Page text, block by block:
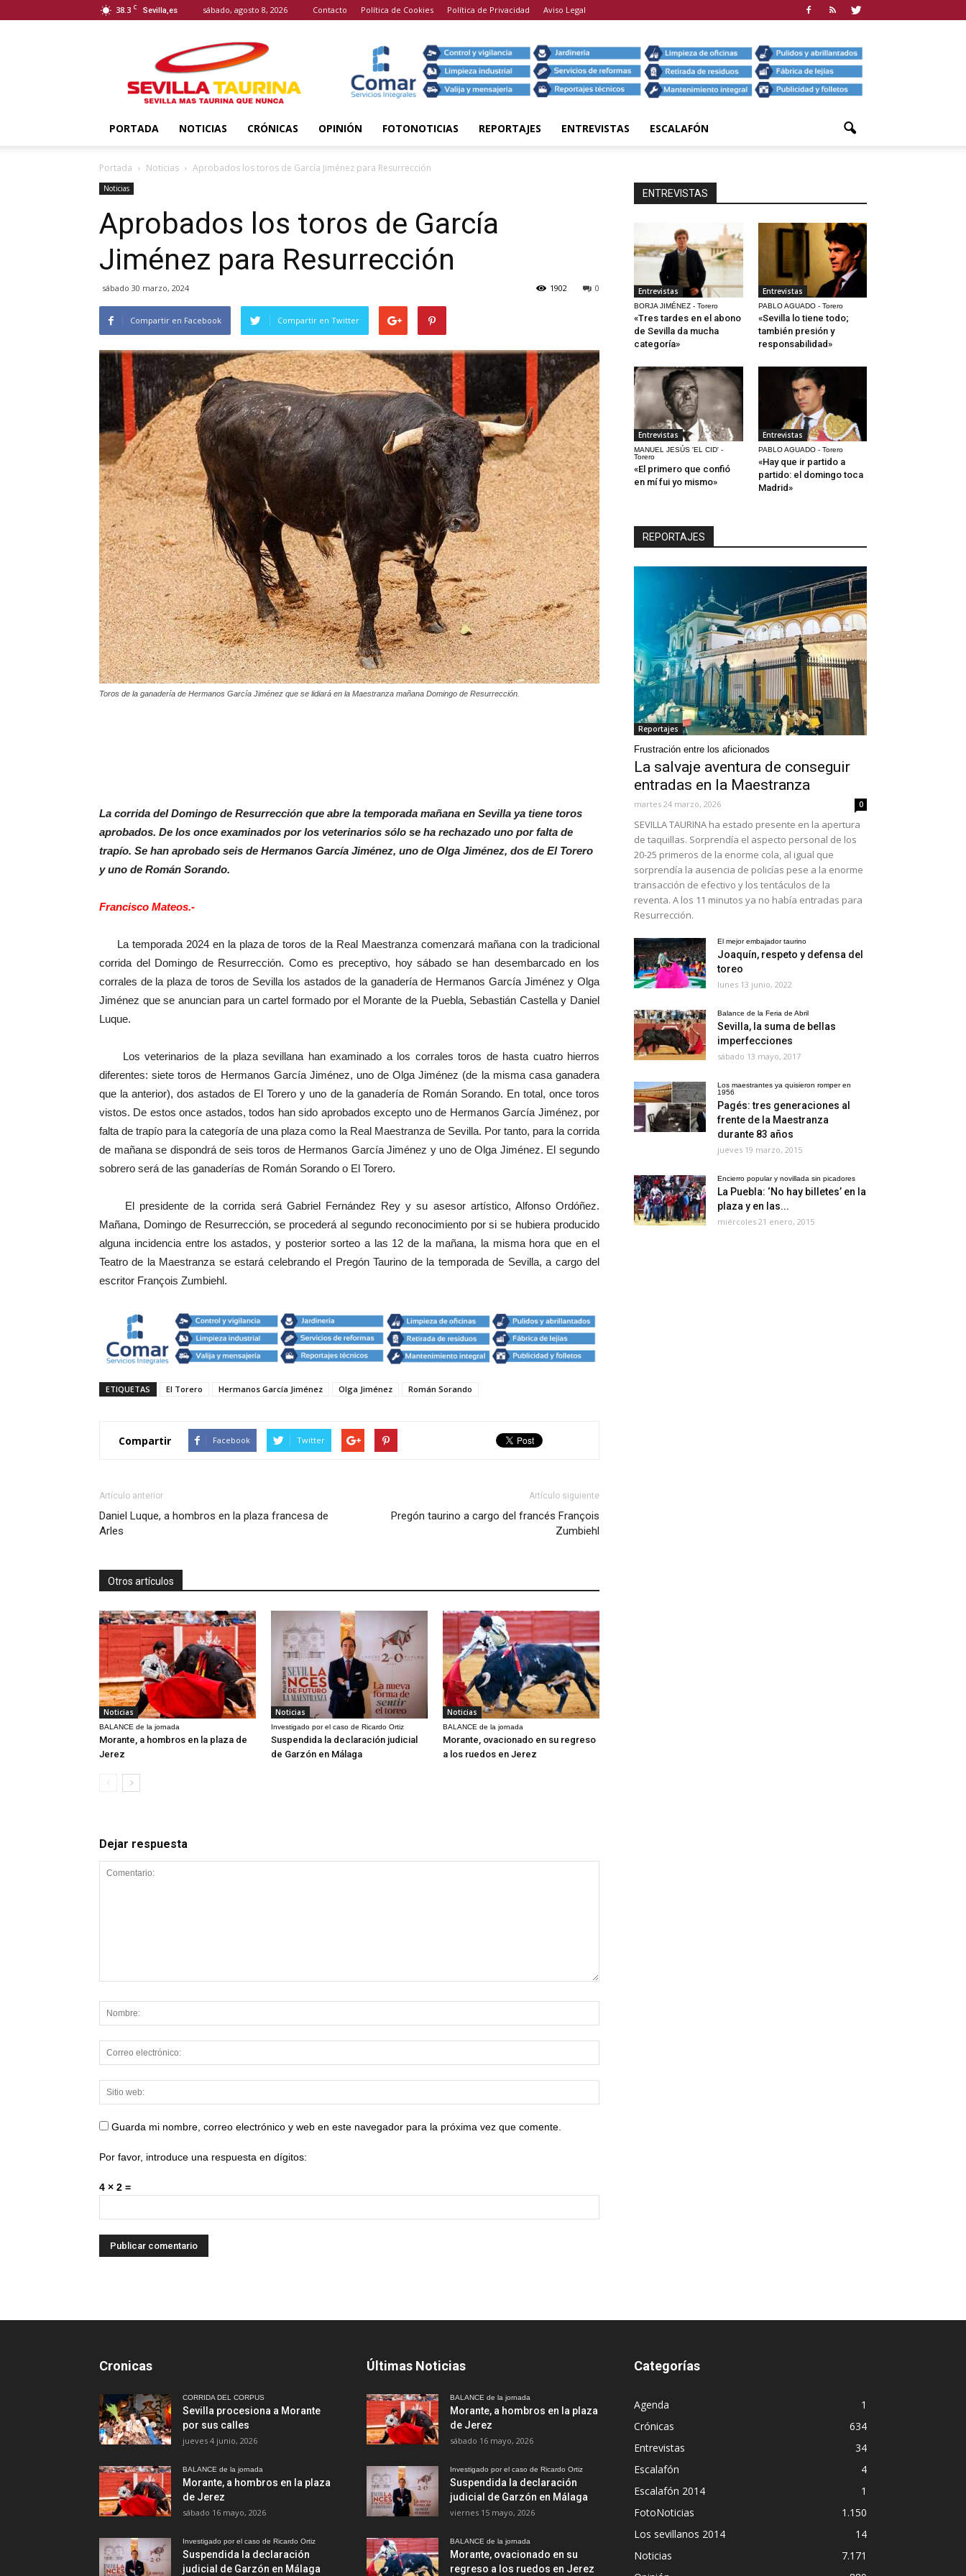
38.3 C Sevilla,es sábado, agosto 8, 2026 Contacto Política de Cookies Política de Privacidad Aviso Legal
Taurina
PORTADA NOTICIAS CRÓNICAS OPINIÓN FOTONOTICIAS REPORTAJES ENTREVISTAS ESCALAFÓN
Portada Noticias Aprobados los toros de García Jiménez para Resurrección
Noticias
Aprobados los toros de García
Jiménez para Resurrección
sábado 30 marzo, 2024 0
1902
Compartir en Facebook Compartir en Twitter
Toros de la ganadería de Hermanos García Jiménez que se lidiará en la Maestranza mañana Domingo de Resurrección.
La corrida del Domingo de Resurrección que abre la temporada mañana en Sevilla ya tiene toros
aprobados. De los once examinados por los veterinarios sólo se ha rechazado uno por falta de
trapío. Se han aprobado seis de Hermanos García Jiménez, uno de Olga Jiménez, dos de El Torero
y uno de Román Sorando.
Francisco Mateos.-
La temporada 2024 en la plaza de toros de la Real Maestranza comenzará mañana con la tradicional
corrida del Domingo de Resurrección. Como es preceptivo, hoy sábado se han desembarcado en los
corrales de la plaza de toros de Sevilla los astados de la ganadería de Hermanos García Jiménez y Olga
Jiménez que se anuncian para un cartel formado por el Morante de la Puebla, Sebastián Castella y Daniel
Luque.
Los veterinarios de la plaza sevillana han examinado a los corrales toros de hasta cuatro hierros
diferentes: siete toros de Hermanos García Jiménez, uno de Olga Jiménez (de la misma casa ganadera
que la anterior), dos astados de El Torero y uno de la ganadería de Román Sorando. En total, once toros
vistos. De estos once astados, todos han sido aprobados excepto uno de Hermanos García Jiménez, por
falta de trapío para la categoría de una plaza como la Real Maestranza de Sevilla. Por tanto, para la corrida
de mañana se dispondrá de seis toros de Hermanos García Jiménez y uno de Olga Jiménez. El segundo
sobrero será de las ganaderías de Román Sorando o El Torero.
El presidente de la corrida será Gabriel Fernández Rey y su asesor artístico, Alfonso Ordóñez.
Mañana, Domingo de Resurrección, se procederá al segundo reconocimiento por si se hubiera producido
alguna incidencia entre los astados, y posterior sorteo a las 12 de la mañana, la misma hora que en el
Teatro de la Maestranza se estará celebrando el Pregón Taurino de la temporada de Sevilla, a cargo del
escritor François Zumbiehl.
ETIQUETAS El Torero Hermanos García Jiménez Olga Jiménez Román Sorando
Compartir Facebook Twitter
Artículo anterior
Daniel Luque, a hombros en la plaza francesa de
Arles
Artículo siguiente
Pregón taurino a cargo del francés François
Zumbiehl
Otros artículos
Noticias
BALANCE de la jornada
Morante, a hombros en la plaza de
Jerez
Noticias
Investigado por el caso de Ricardo Ortiz
Suspendida la declaración judicial
de Garzón en Málaga
Noticias
BALANCE de la jornada
Morante, ovacionado en su regreso
a los ruedos en Jerez
Dejar respuesta
Guarda mi nombre, correo electrónico y web en este navegador para la próxima vez que comente.
Por favor, introduce una respuesta en dígitos:
4 × 2 =
ENTREVISTAS
Entrevistas
BORJA JIMÉNEZ - Torero
«Tres tardes en el abono
de Sevilla da mucha
categoría»
Entrevistas
PABLO AGUADO - Torero
«Sevilla lo tiene todo;
también presión y
responsabilidad»
Entrevistas
MANUEL JESÚS 'EL CID' -
Torero
«El primero que confió
en mí fui yo mismo»
Entrevistas
PABLO AGUADO - Torero
«Hay que ir partido a
partido: el domingo toca
Madrid»
REPORTAJES
Reportajes
Frustración entre los aficionados
La salvaje aventura de conseguir
entradas en la Maestranza
martes 24 marzo, 2026 0
SEVILLA TAURINA ha estado presente en la apertura
de taquillas. Sorprendía el aspecto personal de los
20-25 primeros de la enorme cola, al igual que
sorprendía la ausencia de policías pese a la enorme
transacción de efectivo y los tentáculos de la
reventa. A los 11 minutos ya no había entradas para
Resurrección.
El mejor embajador taurino
Joaquín, respeto y defensa del
toreo
lunes 13 junio, 2022
Balance de la Feria de Abril
Sevilla, la suma de bellas
imperfecciones
sábado 13 mayo, 2017
Los maestrantes ya quisieron romper en
1956
Pagés: tres generaciones al
frente de la Maestranza
durante 83 años
jueves 19 marzo, 2015
Encierro popular y novillada sin picadores
La Puebla: ‘No hay billetes’ en la
plaza y en las...
miércoles 21 enero, 2015
Cronicas
CORRIDA DEL CORPUS
Sevilla procesiona a Morante
por sus calles
jueves 4 junio, 2026
BALANCE de la jornada
Morante, a hombros en la plaza
de Jerez
sábado 16 mayo, 2026
Investigado por el caso de Ricardo Ortiz
Suspendida la declaración
judicial de Garzón en Málaga
Últimas Noticias
BALANCE de la jornada
Morante, a hombros en la plaza
de Jerez
sábado 16 mayo, 2026
Investigado por el caso de Ricardo Ortiz
Suspendida la declaración
judicial de Garzón en Málaga
viernes 15 mayo, 2026
BALANCE de la jornada
Morante, ovacionado en su
regreso a los ruedos en Jerez
Categorías
Agenda
1
Crónicas
634
Entrevistas
34
Escalafón
4
Escalafón 2014
1
FotoNoticias
1.150
Los sevillanos 2014
14
Noticias
7.171